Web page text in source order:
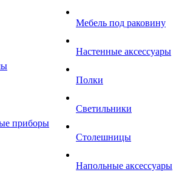
приборы
Мебель под раковину
Настенные аксессуары
Полки
Светильники
Столешницы
Напольные аксессуары